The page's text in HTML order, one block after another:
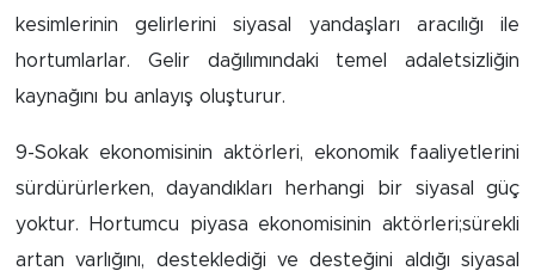
kesimlerinin gelirlerini siyasal yandaşları aracılığı ile
hortumlarlar. Gelir dağılımındaki temel adaletsizliğin
kaynağını bu anlayış oluşturur.
9-Sokak ekonomisinin aktörleri, ekonomik faaliyetlerini
sürdürürlerken, dayandıkları herhangi bir siyasal güç
yoktur. Hortumcu piyasa ekonomisinin aktörleri;sürekli
artan varlığını, desteklediği ve desteğini aldığı siyasal